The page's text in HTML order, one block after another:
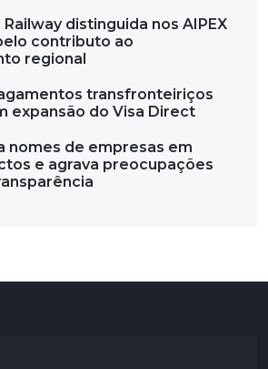
distinguida nos AIPEX
contributo ao
regional
transfronteiriços
expansão do Visa Direct
nomes de empresas em
e agrava preocupações